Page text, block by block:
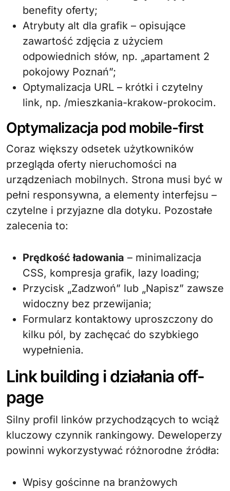
benefity oferty;
Atrybuty alt dla grafik – opisujące
zawartość zdjęcia z użyciem
odpowiednich słów, np. „apartament 2
pokojowy Poznań”;
Optymalizacja URL – krótki i czytelny
link, np. /mieszkania-krakow-prokocim.
Optymalizacja pod mobile-first
Coraz większy odsetek użytkowników
przegląda oferty nieruchomości na
urządzeniach mobilnych. Strona musi być w
pełni responsywna, a elementy interfejsu –
czytelne i przyjazne dla dotyku. Pozostałe
zalecenia to:
Prędkość ładowania – minimalizacja
CSS, kompresja grafik, lazy loading;
Przycisk „Zadzwoń” lub „Napisz” zawsze
widoczny bez przewijania;
Formularz kontaktowy uproszczony do
kilku pól, by zachęcać do szybkiego
wypełnienia.
Link building i działania off-
page
Silny profil linków przychodzących to wciąż
kluczowy czynnik rankingowy. Deweloperzy
powinni wykorzystywać różnorodne źródła:
Wpisy gościnne na branżowych